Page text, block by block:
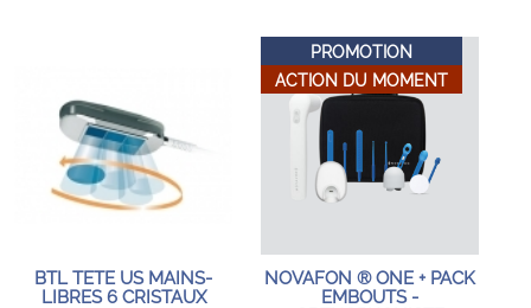
BTL TETE US MAINS-
LIBRES 6 CRISTAUX
PROMOTION
ACTION DU MOMENT
NOVAFON ® ONE + PACK
EMBOUTS -